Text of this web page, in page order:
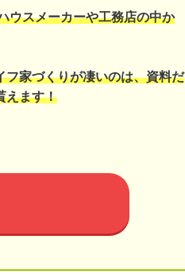
ウスメーカーや工務店の中か
フ家づくりが凄いのは、資料だ
えます！